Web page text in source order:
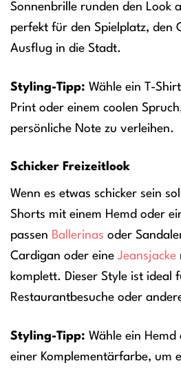
Sonnenbrille runden den Look
perfekt für den Spielplatz, den
Ausflug in die Stadt.
Styling-Tipp: Wähle ein T-
Print oder einem coolen
persönliche Note zu verleihen.
Schicker Freizeitlook
Wenn es etwas schicker sein
Shorts mit einem Hemd oder
passen Ballerinas oder
Cardigan oder eine Jeansjacke
komplett. Dieser Style ist ideal
Restaurantbesuche oder
Styling-Tipp: Wähle ein Hemd
einer Komplementärfarbe, um